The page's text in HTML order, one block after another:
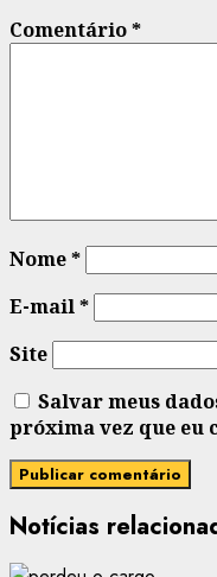
Comentário*
Nome*
E-mail*
Site
Salvar meus
próxima vez que eu
Notícias